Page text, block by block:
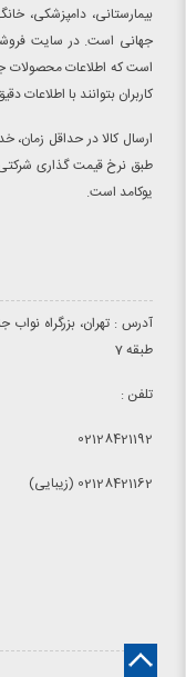
بیمارستانی، دامپزشکی،
جهانی است. در سایت
است که اطلاعات محصولات
کاربران بتوانند با
ارسال کالا در حداقل زمان،
یوکامد است.
آدرس : تهران، بزرگراه نواب
طبقه 7
تلفن :
02128421192
02128421162 (زیبایی)